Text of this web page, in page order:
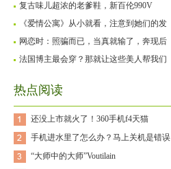
复古味儿超浓的老爹鞋，新百伦990V
《爱情公寓》从小就看，注意到她们的发
网恋时：照骗而已，当真就输了，奔现后
法国博主最会穿？那就让这些美人帮我们
热点阅读
还没上市就火了！360手机f4天猫
手机进水里了怎么办？马上关机是错误
“大师中的大师”Voutilain